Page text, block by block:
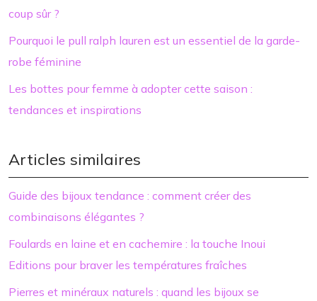
coup sûr ?
Pourquoi le pull ralph lauren est un essentiel de la garde-
robe féminine
Les bottes pour femme à adopter cette saison :
tendances et inspirations
Articles similaires
Guide des bijoux tendance : comment créer des
combinaisons élégantes ?
Foulards en laine et en cachemire : la touche Inoui
Editions pour braver les températures fraîches
Pierres et minéraux naturels : quand les bijoux se